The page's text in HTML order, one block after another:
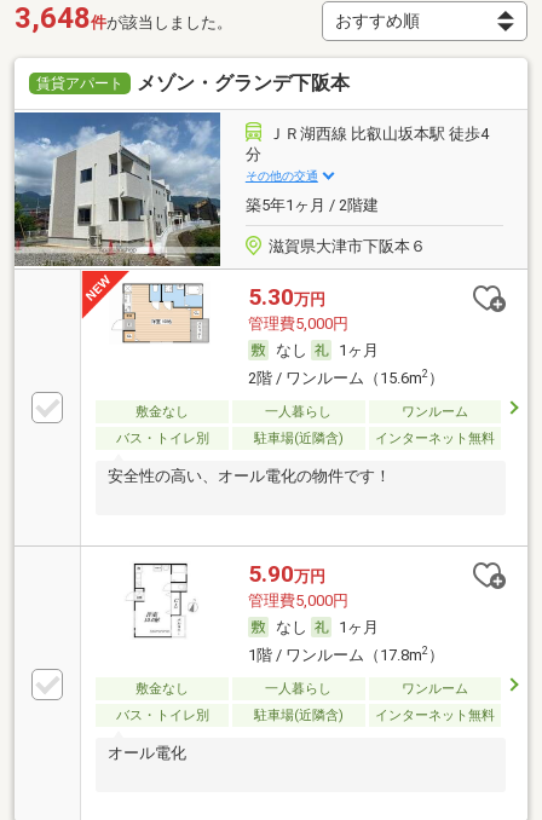
3,648件が該当しました。
賃貸アパート メゾン・グランデ下阪本
ＪＲ湖西線 比叡山坂本駅 徒歩4
分
その他の交通
築5年1ヶ月 / 2階建
滋賀県大津市下阪本６
5.30万円
管理費5,000円
なし
1ヶ月
2階 / ワンルーム（15.6m2）
敷金なし 一人暮らし
ワンルーム
バス・トイレ別
駐車場(近隣含) インターネット無料
安全性の高い、オール電化の物件です！
5.90万円
管理費5,000円
なし
1ヶ月
1階 / ワンルーム（17.8m2）
敷金なし 一人暮らし
ワンルーム
バス・トイレ別
駐車場(近隣含) インターネット無料
オール電化